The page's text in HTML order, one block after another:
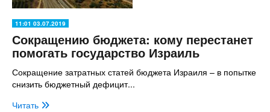
11:01 03.07.2019
Сокращению бюджета: кому перестанет
помогать государство Израиль
Сокращение затратных статей бюджета Израиля – в попытке
снизить бюджетный дефицит...
Читать